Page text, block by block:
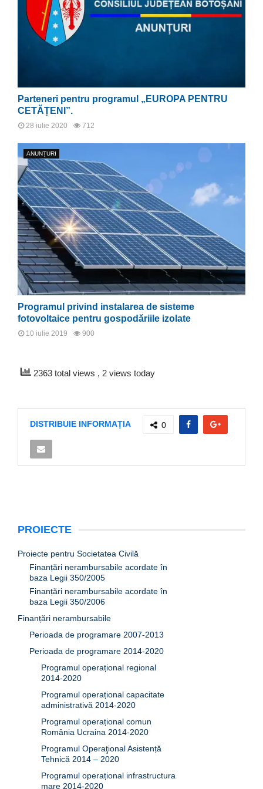
Parteneri pentru programul „EUROPA PENTRU
CETĂȚENI”.
28 iulie 2020 712
ANUNȚURI
Programul privind instalarea de sisteme
fotovoltaice pentru gospodăriile izolate
10 iulie 2019 900
2363 total views , 2 views today
DISTRIBUIE INFORMAȚIA 0
PROIECTE
Proiecte pentru Societatea Civilă
Finanțări nerambursabile acordate în
baza Legii 350/2005
Finanțări nerambursabile acordate în
baza Legii 350/2006
Finanțări nerambursabile
Perioada de programare 2007-2013
Perioada de programare 2014-2020
Programul operațional regional
2014-2020
Programul operațional capacitate
administrativă 2014-2020
Programul operațional comun
România Ucraina 2014-2020
Programul Operaţional Asistență
Tehnică 2014 – 2020
Programul operațional infrastructura
mare 2014-2020